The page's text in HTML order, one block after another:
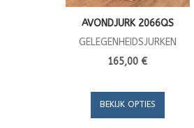
AVONDJURK 2066QS
GELEGENHEIDSJURKEN
165,00 €
BEKIJK OPTIES